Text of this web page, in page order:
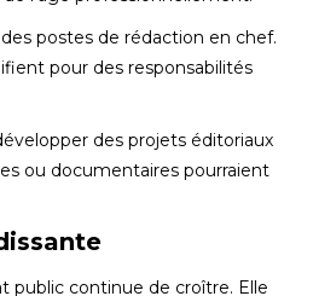
postes de rédaction en chef.
pour des responsabilités
des projets éditoriaux
ou documentaires pourraient
public continue de croître. Elle